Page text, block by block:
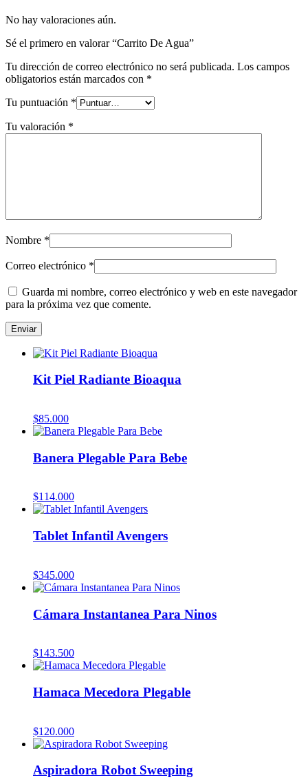
No hay valoraciones aún.
Sé el primero en valorar “Carrito De Agua”
Tu dirección de correo electrónico no será publicada. Los campos
obligatorios están marcados con *
Tu puntuación *
Tu valoración *
Nombre *
Correo electrónico *
Guarda mi nombre, correo electrónico y web en este navegador
para la próxima vez que comente.
Kit Piel Radiante Bioaqua
$85.000
Banera Plegable Para Bebe
$114.000
Tablet Infantil Avengers
$345.000
Cámara Instantanea Para Ninos
$143.500
Hamaca Mecedora Plegable
$120.000
Aspiradora Robot Sweeping